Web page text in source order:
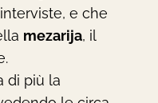
e che
mezarija, il
di più la